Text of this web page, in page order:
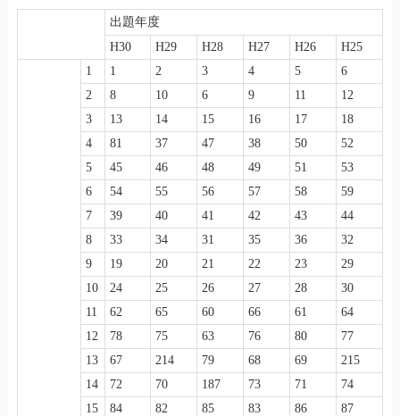
出題年度
H30
H29 H28 H27 H26 H25
1 1 2 3 4 5
6
2
8 10 6 9 11
12
3
13 14 15 16 17
18
4
81 37 47 38 50
52
5
45 46 48 49 51
53
6
54 55 56 57 58
59
7
39 40 41 42 43
44
8
33 34 31 35 36
32
9
19 20 21 22 23
29
10
24 25 26 27 28
30
11
62 65 60 66 61
64
12
78 75 63 76 80
77
13
67 214 79 68 69
215
14
72 70 187 73 71
74
15
84 82 85 83 86
87